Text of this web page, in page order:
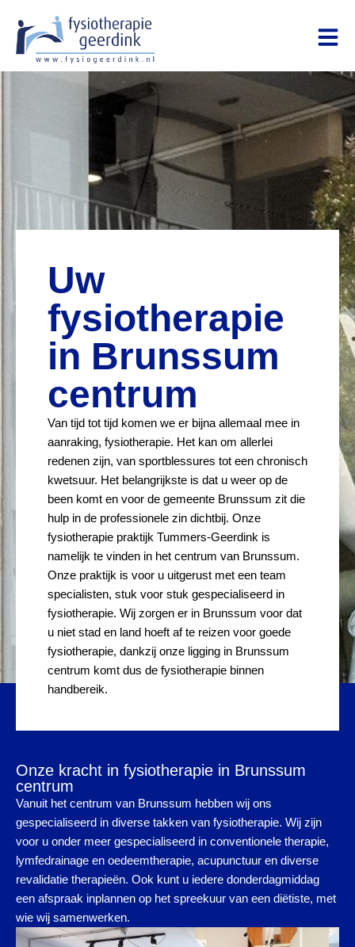
Uw
fysiotherapie
in Brunssum
centrum
Van tijd tot tijd komen we er bijna allemaal mee in
aanraking, fysiotherapie. Het kan om allerlei
redenen zijn, van sportblessures tot een chronisch
kwetsuur. Het belangrijkste is dat u weer op de
been komt en voor de gemeente Brunssum zit die
hulp in de professionele zin dichtbij. Onze
fysiotherapie praktijk Tummers-Geerdink is
namelijk te vinden in het centrum van Brunssum.
Onze praktijk is voor u uitgerust met een team
specialisten, stuk voor stuk gespecialiseerd in
fysiotherapie. Wij zorgen er in Brunssum voor dat
u niet stad en land hoeft af te reizen voor goede
fysiotherapie, dankzij onze ligging in Brunssum
centrum komt dus de fysiotherapie binnen
handbereik.
Onze kracht in fysiotherapie in Brunssum
centrum
Vanuit het centrum van Brunssum hebben wij ons
gespecialiseerd in diverse takken van fysiotherapie. Wij zijn
voor u onder meer gespecialiseerd in conventionele therapie,
lymfedrainage en oedeemtherapie, acupunctuur en diverse
revalidatie therapieën. Ook kunt u iedere donderdagmiddag
een afspraak inplannen op het spreekuur van een diëtiste, met
wie wij samenwerken.